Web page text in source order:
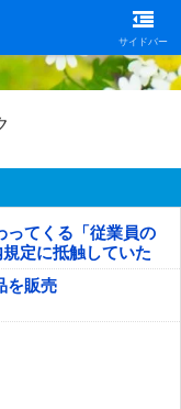
サイドバー
ってくる「従業員の
定に抵触していた
を販売